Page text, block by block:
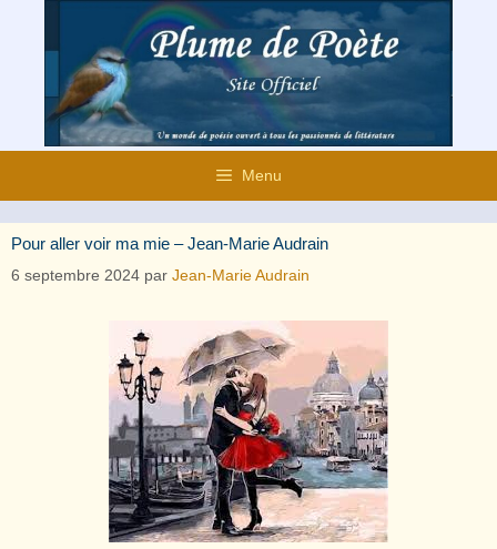
contenu
Menu
Pour aller voir ma mie – Jean-Marie Audrain
6 septembre 2024 par Jean-Marie Audrain